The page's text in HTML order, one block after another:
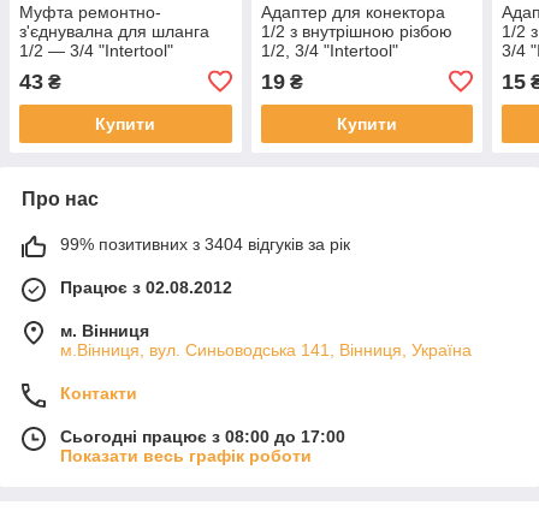
Муфта ремонтно-
з'єднувална для шланга
1/2 — 3/4 "Intertool"
43 ₴
Купити
Адаптер для конектора
1/2 з внутрішною різбою
1/2, 3/4 "Intertool"
19₴
Купити
1/2
3/4
15
Про нас
99% позитивних з 3404 відгуків за рік
Працює з 02.08.2012
м. Вінниця
м.Вінниця, вул. Синьоводська 141, Вінниця, Україна
Контакти
Сьогодні працює з 08:00 до 17:00
Показати весь графік роботи